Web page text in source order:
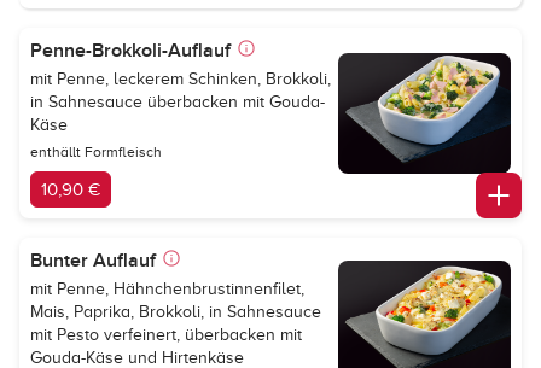
Penne-Brokkoli-Auflauf
mit Penne, leckerem Schinken, Brokkoli,
in Sahnesauce überbacken mit Gouda-
Käse
enthällt Formfleisch
10,90 €
Bunter Auflauf
mit Penne, Hähnchenbrustinnenfilet,
Mais, Paprika, Brokkoli, in Sahnesauce
mit Pesto verfeinert, überbacken mit
Gouda-Käse und Hirtenkäse